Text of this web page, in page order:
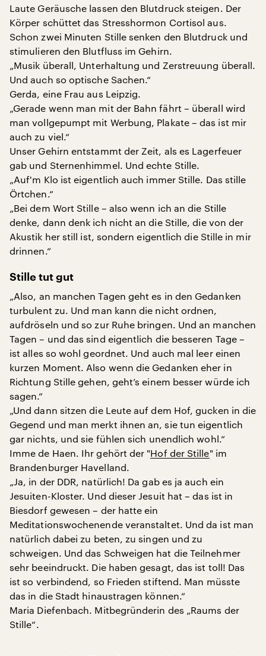
Laute Geräusche lassen den Blutdruck steigen. Der
Körper schüttet das Stresshormon Cortisol aus.
Schon zwei Minuten Stille senken den Blutdruck und
stimulieren den Blutfluss im Gehirn.
„Musik überall, Unterhaltung und Zerstreuung überall.
Und auch so optische Sachen.“
Gerda, eine Frau aus Leipzig.
„Gerade wenn man mit der Bahn fährt – überall wird
man vollgepumpt mit Werbung, Plakate – das ist mir
auch zu viel.“
Unser Gehirn entstammt der Zeit, als es Lagerfeuer
gab und Sternenhimmel. Und echte Stille.
„Auf'm Klo ist eigentlich auch immer Stille. Das stille
Örtchen.“
„Bei dem Wort Stille – also wenn ich an die Stille
denke, dann denk ich nicht an die Stille, die von der
Akustik her still ist, sondern eigentlich die Stille in mir
drinnen.“
Stille tut gut
„Also, an manchen Tagen geht es in den Gedanken
turbulent zu. Und man kann die nicht ordnen,
aufdröseln und so zur Ruhe bringen. Und an manchen
Tagen – und das sind eigentlich die besseren Tage –
ist alles so wohl geordnet. Und auch mal leer einen
kurzen Moment. Also wenn die Gedanken eher in
Richtung Stille gehen, geht’s einem besser würde ich
sagen.“
„Und dann sitzen die Leute auf dem Hof, gucken in die
Gegend und man merkt ihnen an, sie tun eigentlich
gar nichts, und sie fühlen sich unendlich wohl.“
Imme de Haen. Ihr gehört der "Hof der Stille" im
Brandenburger Havelland.
„Ja, in der DDR, natürlich! Da gab es ja auch ein
Jesuiten-Kloster. Und dieser Jesuit hat – das ist in
Biesdorf gewesen – der hatte ein
Meditationswochenende veranstaltet. Und da ist man
natürlich dabei zu beten, zu singen und zu
schweigen. Und das Schweigen hat die Teilnehmer
sehr beeindruckt. Die haben gesagt, das ist toll! Das
ist so verbindend, so Frieden stiftend. Man müsste
das in die Stadt hinaustragen können.“
Maria Diefenbach. Mitbegründerin des „Raums der
Stille“.